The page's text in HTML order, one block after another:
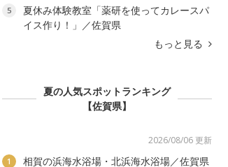
5
夏休み体験教室「薬研を使ってカレースパ
イス作り！」／佐賀県
もっと見る
夏の人気スポットランキング
【佐賀県】
2026/08/06 更新
1 相賀の浜海水浴場・北浜海水浴場／佐賀県